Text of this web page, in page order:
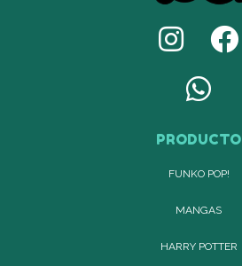
PRODUCTO
FUNKO POP!
MANGAS
HARRY POTTER